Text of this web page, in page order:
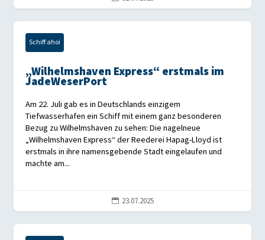
Schiff ahoi
„Wilhelmshaven Express“ erstmals im
JadeWeserPort
Am 22. Juli gab es in Deutschlands einzigem
Tiefwasserhafen ein Schiff mit einem ganz besonderen
Bezug zu Wilhelmshaven zu sehen: Die nagelneue
„Wilhelmshaven Express“ der Reederei Hapag-Lloyd ist
erstmals in ihre namensgebende Stadt eingelaufen und
machte am...
 23.07.2025